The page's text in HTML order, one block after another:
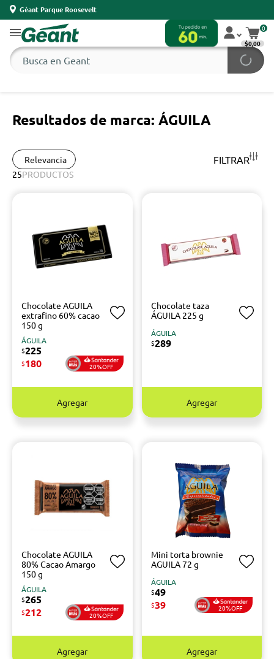
Géant Parque Roosevelt
0
$0,00
Resultados de marca: ÁGUILA
Relevancia FILTRAR
25PRODUCTOS
Chocolate AGUILA
extrafino 60% cacao
150 g
ÁGUILA
$225
$180 20%OFF
Agregar
Chocolate taza
ÁGUILA 225 g
ÁGUILA
$289
Agregar
Chocolate AGUILA
80% Cacao Amargo
150 g
ÁGUILA
$265
$212 20%OFF
Agregar
Mini torta brownie
AGUILA 72 g
ÁGUILA
$49
$39 20%OFF
Agregar